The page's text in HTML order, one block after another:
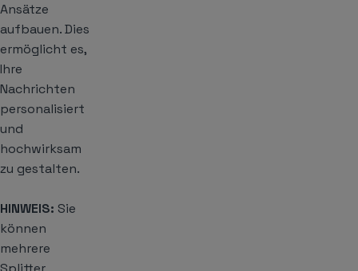
Ansätze
aufbauen. Dies
ermöglicht es,
Ihre
Nachrichten
personalisiert
und
hochwirksam
zu gestalten.
HINWEIS: Sie
können
mehrere